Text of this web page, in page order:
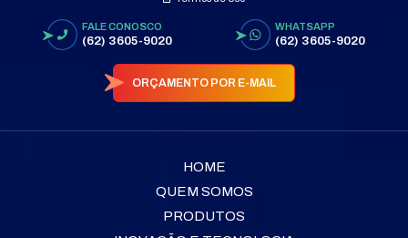
FALE CONOSCO
(62) 3605-9020
WHATSAPP
(62) 3605-9020
ORÇAMENTO POR E-MAIL
HOME
QUEM SOMOS
PRODUTOS